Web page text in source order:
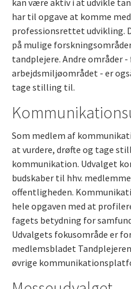
kan være aktiv i at udvikle
har til opgave at komme
professionsrettet udvikling.
på mulige
tandplejere. Andre områder -
arbejdsmiljøområdet - er
tage stilling til.
Som medlem af
at vurdere, drøfte og tage
kommunikation. Udvalget
budskaber til hhv.
offentligheden.
hele opgaven med at
fagets betydning for
Udvalgets fokusområde er
medlemsbladet
øvrige